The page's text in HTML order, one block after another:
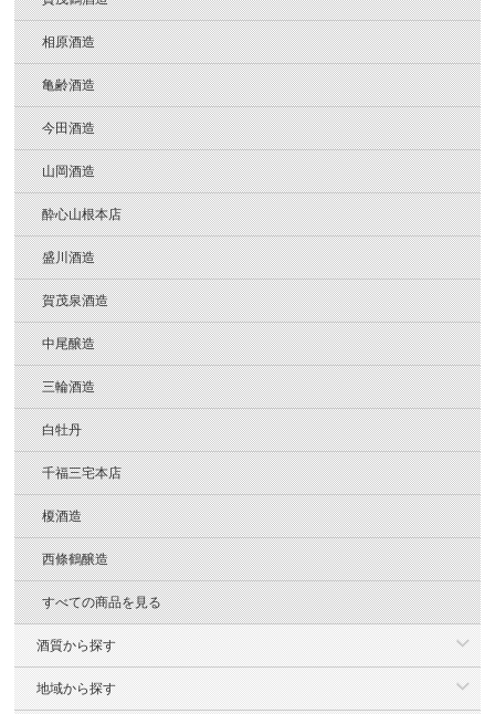
相原酒造
亀齢酒造
今田酒造
山岡酒造
酔心山根本店
盛川酒造
賀茂泉酒造
中尾醸造
三輪酒造
白牡丹
千福三宅本店
榎酒造
西條鶴醸造
すべての商品を見る
酒質から探す
地域から探す